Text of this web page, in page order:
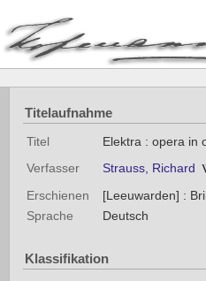
Titelaufnahme
Titel
Elektra : opera in
Verfasser
Strauss, Richard
Erschienen
[Leeuwarden] :
Sprache
Deutsch
Klassifikation